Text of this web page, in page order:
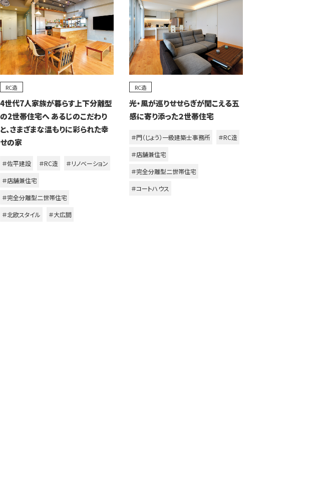
RC造
4世代7人家族が暮らす上下分離型
の2世帯住宅へ あるじのこだわり
と、さまざまな温もりに彩られた幸
せの家
＃佐平建設 ＃RC造
＃リノベーション
＃店舗兼住宅
＃完全分離型二世帯住宅
＃北欧スタイル
＃大広間
RC造
光・風が巡りせせらぎが聞こえる五
感に寄り添った２世帯住宅
＃門（じょう）一級建築士事務所
＃RC造
＃店舗兼住宅
＃完全分離型二世帯住宅
＃コートハウス